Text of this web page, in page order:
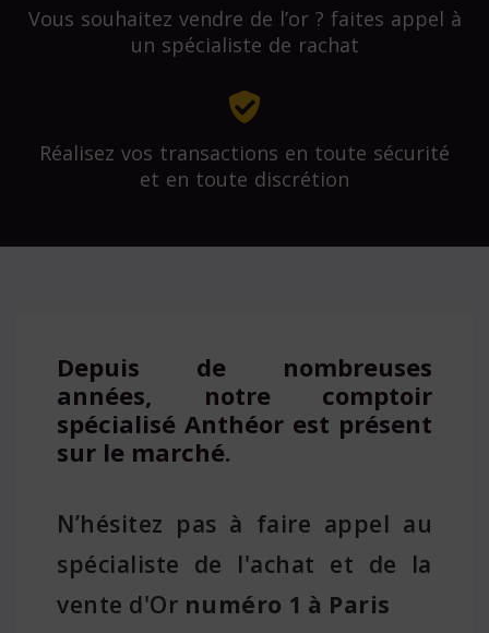
Vous souhaitez vendre de l’or ? faites appel à
un spécialiste de rachat
Réalisez vos transactions en toute sécurité
et en toute discrétion
Depuis de nombreuses
années, notre comptoir
spécialisé Anthéor est présent
sur le marché.
N’hésitez pas à faire appel au
spécialiste de l'achat et de la
vente d'Or numéro 1 à Paris